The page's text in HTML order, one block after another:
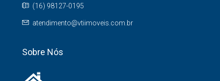
(16) 98127-0195
atendimento@vtiimoveis.com.br
Sobre Nós